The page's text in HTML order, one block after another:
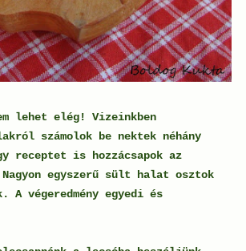
lehet elég! Vizeinkben
számolok be nektek néhány
receptet is hozzácsapok az
Nagyon egyszerű sült halat osztok
A végeredmény egyedi és